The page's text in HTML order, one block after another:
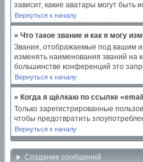
зависит, какие аватары могут
Вернуться к началу
» Что такое звание и как я могу
Звания, отображаемые под вашим
изменять наименования званий на
большинстве конференций это
Вернуться к началу
» Когда я щёлкаю по ссылке
Только зарегистрированные
чтобы предотвратить
Вернуться к началу
Создание сообщений